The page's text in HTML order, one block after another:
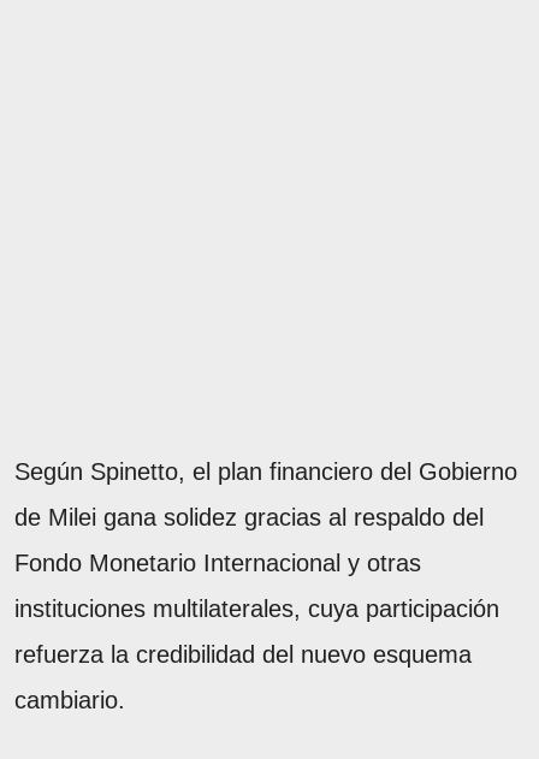
Según Spinetto, el plan financiero del Gobierno
de Milei gana solidez gracias al respaldo del
Fondo Monetario Internacional y otras
instituciones multilaterales, cuya participación
refuerza la credibilidad del nuevo esquema
cambiario.